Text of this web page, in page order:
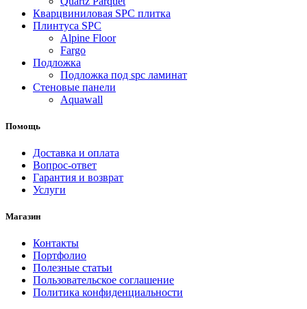
Кварцвиниловая SPC плитка
Плинтуса SPC
Alpine Floor
Fargo
Подложка
Подложка под spc ламинат
Стеновые панели
Aquawall
Помощь
Доставка и оплата
Вопрос-ответ
Гарантия и возврат
Услуги
Магазин
Контакты
Портфолио
Полезные статьи
Пользовательское соглашение
Политика конфиденциальности